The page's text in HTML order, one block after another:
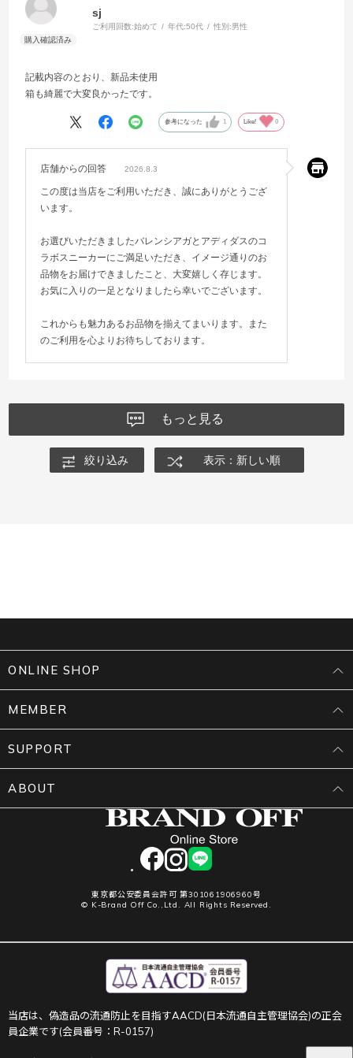
sj
ご利用回数:始めて 年代:50代 性別:男性
記載内容のとおり、新品未使用
箱も綺麗で大変良かったです。
参考になった 1 Like! 0
店舗からの回答 2026.8.3
この度は当店をご利用いただき、誠にありがとうござ
います。
お選びいただきましたバレンシアガとアディダスのコ
ラボスニーカーにご満足いただき、イメージ通りのお
品物をお届けできましたこと、大変嬉しく存じます。
お気に入りの一足となりましたら幸いでございます。
これからも魅力あるお品物を揃えてまいります。また
のご利用を心よりお待ちしております。
もっと見る
絞り込み 表示：新しい順
facebookinstagram
LINE
東京都公安委員会許可 第301061906960号
© K-Brand Off Co.,Ltd. All Rights Reserved.
ONLINE SHOP
MEMBER
SUPPORT
ABOUT
当店は、偽造品の流通防止を目指すAACD(日本流通自主管理協会)の正会
員企業です(会員番号：R-0157)